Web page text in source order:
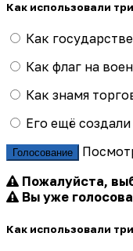
Как использовали
Как
Как флаг на
Как знамя
Его ещё создали
Голосование
Пожалуйста,
Вы уже
Как использовали